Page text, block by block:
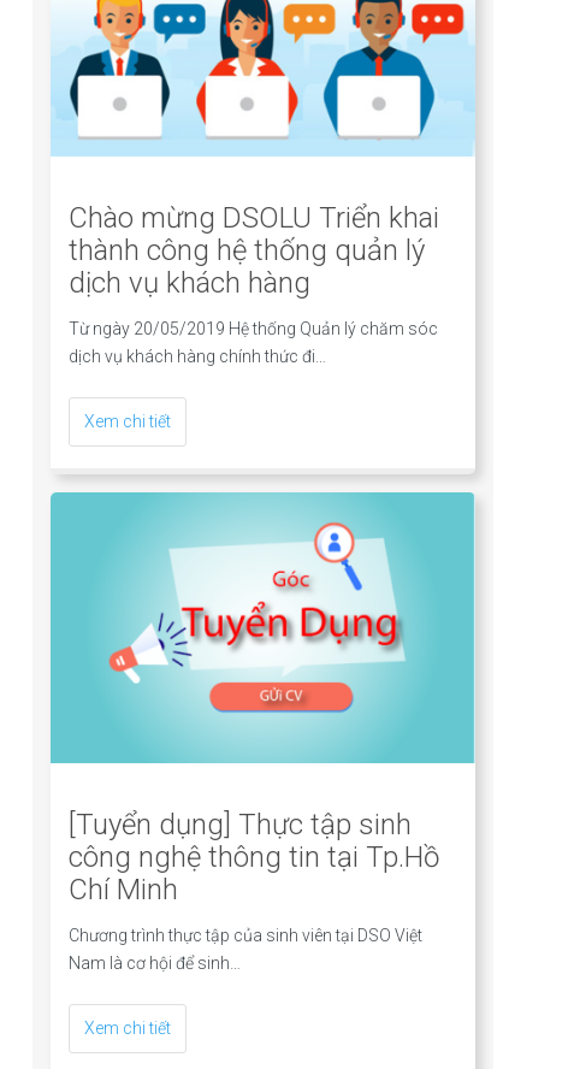
Chào mừng DSOLU Triển khai
thành công hệ thống quản lý
dịch vụ khách hàng
Từ ngày 20/05/2019 Hệ thống Quản lý chăm sóc
dịch vụ khách hàng chính thức đi…
Xem chi tiết
[Tuyển dụng] Thực tập sinh
công nghệ thông tin tại Tp.Hồ
Chí Minh
Chương trình thực tập của sinh viên tại DSO Việt
Nam là cơ hội để sinh…
Xem chi tiết